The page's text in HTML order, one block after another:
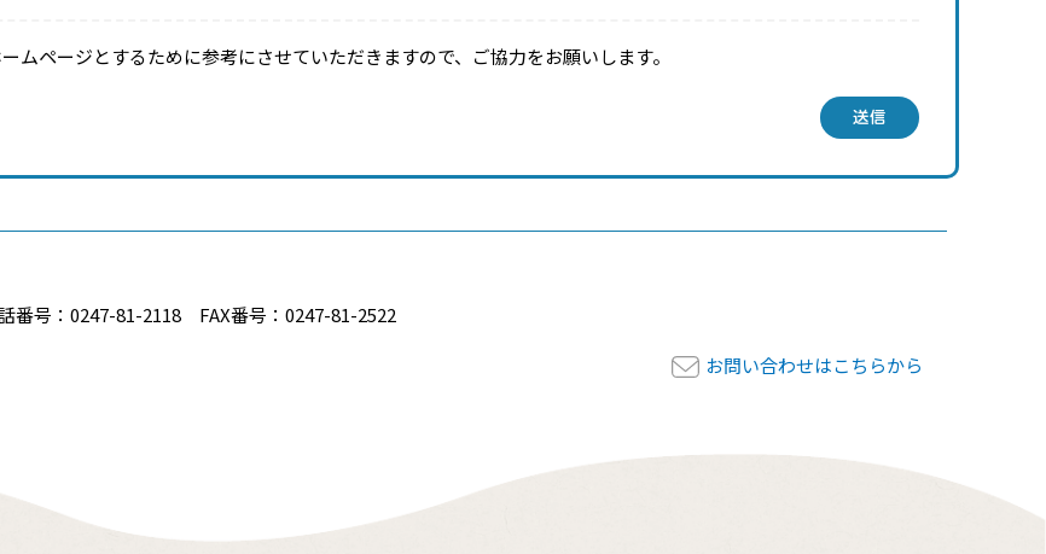
ページとするために参考にさせていただきますので、ご協力をお願いします。
送信
番号：0247-81-2118 FAX番号：0247-81-2522
お問い合わせはこちらから